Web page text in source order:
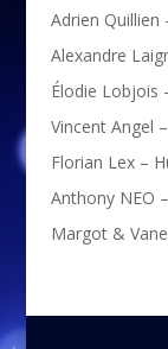
Adrien Quillien
Alexandre
Élodie Lobjois
Vincent Angel
Florian Lex –
Anthony NEO
Margot &